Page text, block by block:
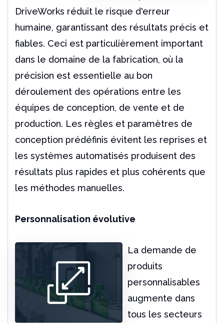
DriveWorks réduit le risque d'erreur
humaine, garantissant des résultats précis et
fiables. Ceci est particulièrement important
dans le domaine de la fabrication, où la
précision est essentielle au bon
déroulement des opérations entre les
équipes de conception, de vente et de
production. Les règles et paramètres de
conception prédéfinis évitent les reprises et
les systèmes automatisés produisent des
résultats plus rapides et plus cohérents que
les méthodes manuelles.
Personnalisation évolutive
La demande de
produits
personnalisables
augmente dans
tous les secteurs